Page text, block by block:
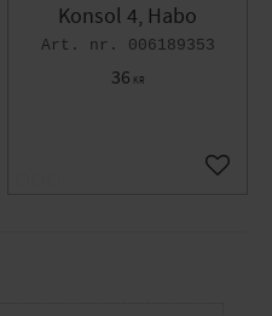
till i favoriter
Konsol 4, Habo
006189353
36 KR
Lägg